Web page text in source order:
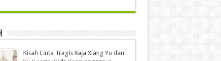
Kisah Cinta Tragis Raja Xiang Yu dan